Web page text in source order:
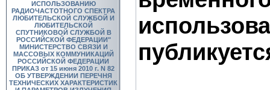
ИСПОЛЬЗОВАНИЮ
РАДИОЧАСТОТНОГО СПЕКТРА
ЛЮБИТЕЛЬСКОЙ СЛУЖБОЙ И
ЛЮБИТЕЛЬСКОЙ
СПУТНИКОВОЙ СЛУЖБОЙ В
РОССИЙСКОЙ ФЕДЕРАЦИИ"
МИНИСТЕРСТВО СВЯЗИ И
МАССОВЫХ КОММУНИКАЦИЙ
РОССИЙСКОЙ ФЕДЕРАЦИИ
ПРИКАЗ от 15 июня 2010 г. N 82
ОБ УТВЕРЖДЕНИИ ПЕРЕЧНЯ
ТЕХНИЧЕСКИХ ХАРАКТЕРИСТИК